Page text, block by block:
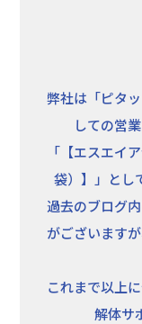
弊社は「ピタ
しての営
「【エスエイ
袋）】」とし
過去のブログ
がございます
これまで以上
解体サ